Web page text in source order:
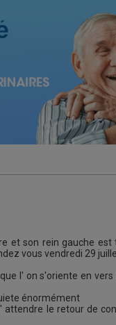
et son rein gauche
vous vendredi 29
l' on s'oriente en vers
énormément
le retour de